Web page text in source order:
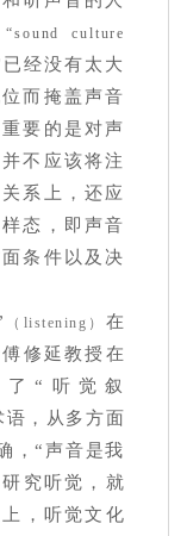
“sound culture
经没有太大
而掩盖声音
要的是对声
不应该将注
系上，还应
态，即声音
条件以及决
（listening） 在
修延教授在
“听觉叙
语，从多方面
，“声音是我
究听觉，就
，听觉文化